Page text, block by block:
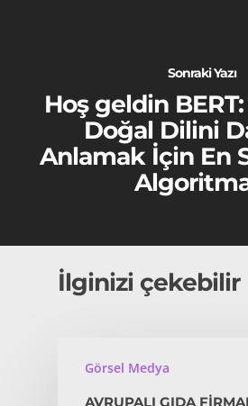
Sonraki Yazı
Hoş geldin BERT:
Doğal Dilini
Anlamak İçin En
İlginizi çekebilir
Görsel Medya
AVRUPALI GIDA